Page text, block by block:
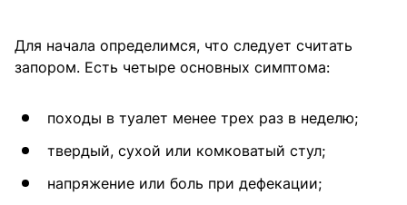
Для начала определимся, что следует считать
запором. Есть четыре основных симптома:
походы в туалет менее трех раз в неделю;
твердый, сухой или комковатый стул;
напряжение или боль при дефекации;